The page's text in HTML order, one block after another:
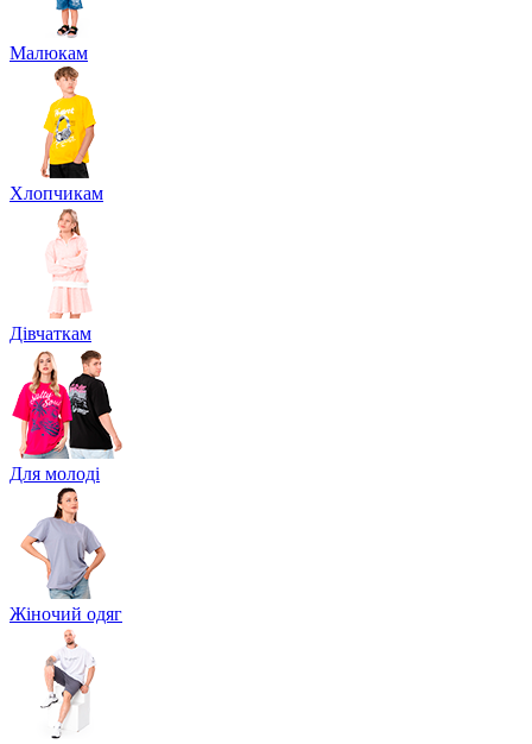
Малюкам
Хлопчикам
Дівчаткам
Для молоді
Жіночий одяг